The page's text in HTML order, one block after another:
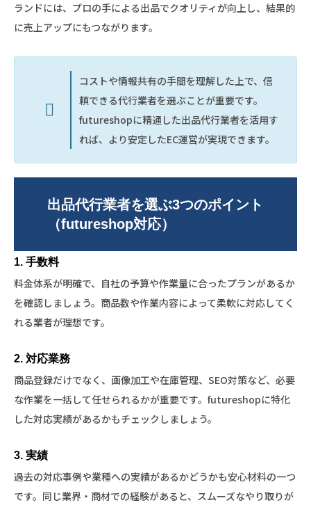
ランドには、プロの手による出品でクオリティが向上し、結果的
に売上アップにもつながります。
コストや情報共有の手間を理解した上で、信
頼できる代行業者を選ぶことが重要です。
futureshopに精通した出品代行業者を活用す
れば、より安定したEC運営が実現できます。
出品代行業者を選ぶ3つのポイント
（futureshop対応）
1. 手数料
料金体系が明確で、自社の予算や作業量に合ったプランがあるか
を確認しましょう。商品数や作業内容によって柔軟に対応してく
れる業者が理想です。
2. 対応業務
商品登録だけでなく、画像加工や在庫管理、SEO対策など、必要
な作業を一括して任せられるかが重要です。futureshopに特化
した対応実績があるかもチェックしましょう。
3. 実績
過去の対応事例や業種への実績があるかどうかも安心材料の一つ
です。同じ業界・商材での経験があると、スムーズなやり取りが